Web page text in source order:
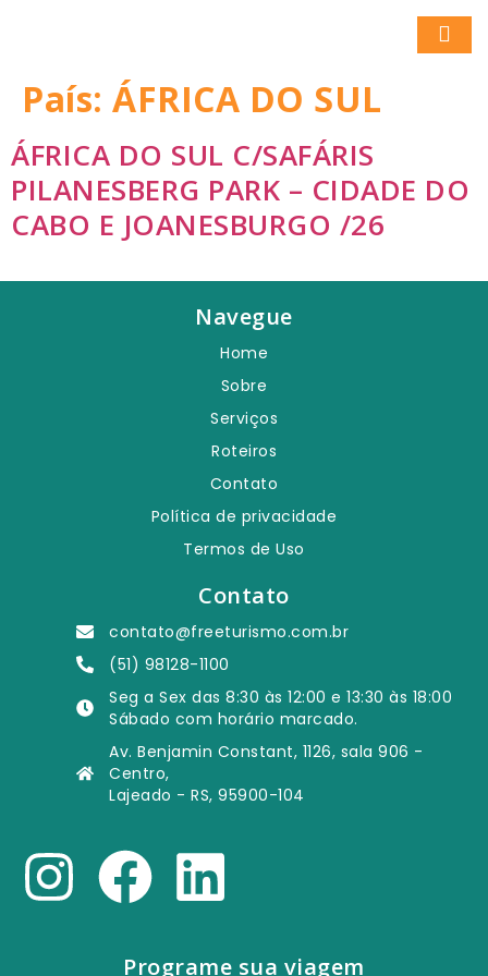
País: ÁFRICA DO SUL
ÁFRICA DO SUL C/SAFÁRIS
PILANESBERG PARK – CIDADE DO
CABO E JOANESBURGO /26
Navegue
Home
Sobre
Serviços
Roteiros
Contato
Política de privacidade
Termos de Uso
Contato
contato@freeturismo.com.br
(51) 98128-1100
Seg a Sex das 8:30 às 12:00 e 13:30 às 18:00
Sábado com horário marcado.
Av. Benjamin Constant, 1126, sala 906 -
Centro,
Lajeado - RS, 95900-104
Programe sua viagem